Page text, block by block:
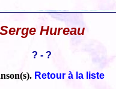
Serge Hureau
? - ?
Retour à la liste